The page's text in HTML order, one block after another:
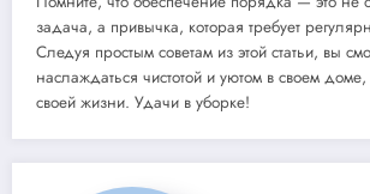
задача, а привычка, которая требует
Следуя простым советам из этой статьи, вы
наслаждаться чистотой и уютом в своем
своей жизни. Удачи в уборке!